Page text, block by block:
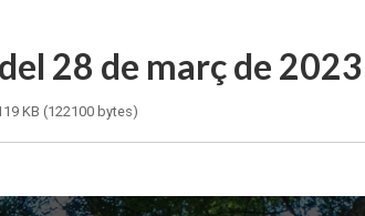
28 de març de 2023
KB (122100 bytes)